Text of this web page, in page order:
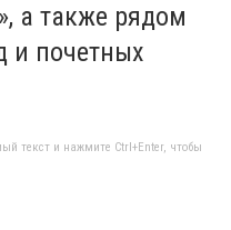
а также рядом
и почетных
текст и нажмите Ctrl+Enter, чтобы